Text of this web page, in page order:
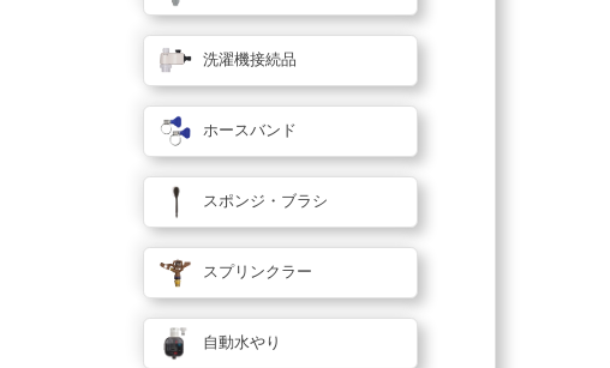
洗濯機接続品
ホースバンド
スポンジ・ブラシ
スプリンクラー
自動水やり